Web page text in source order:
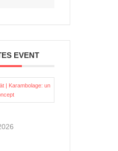
EVENT
| Karambolage: un